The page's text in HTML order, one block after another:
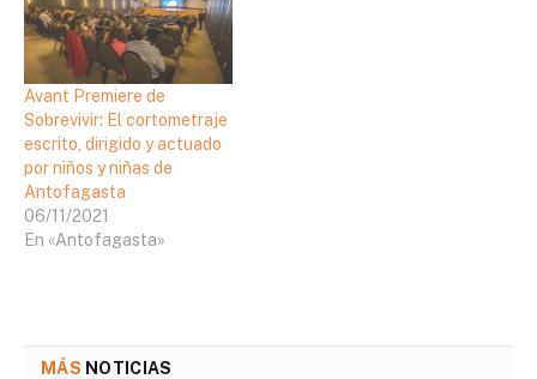
Avant Premiere de
Sobrevivir: El cortometraje
escrito, dirigido y actuado
por niños y niñas de
Antofagasta
06/11/2021
En «Antofagasta»
MÁS NOTICIAS